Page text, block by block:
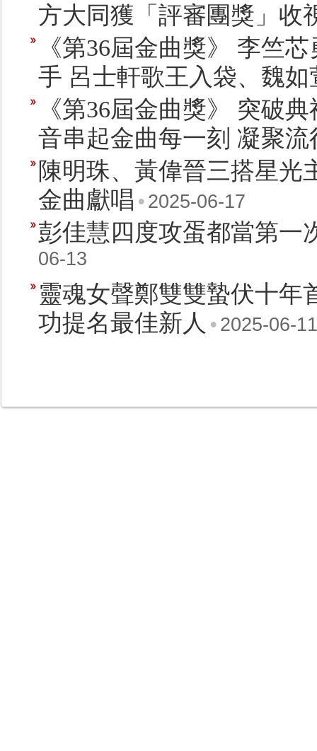
方大同獲「評審團獎」收
《第36屆金曲獎》 李竺
手 呂士軒歌王入袋、魏
《第36屆金曲獎》 突破
音串起金曲每一刻 凝聚
陳明珠、黃偉晉三搭星光
金曲獻唱 • 2025-06-17
彭佳慧四度攻蛋都當第
06-13
靈魂女聲鄭雙雙蟄伏十年
功提名最佳新人 • 2025-06-11